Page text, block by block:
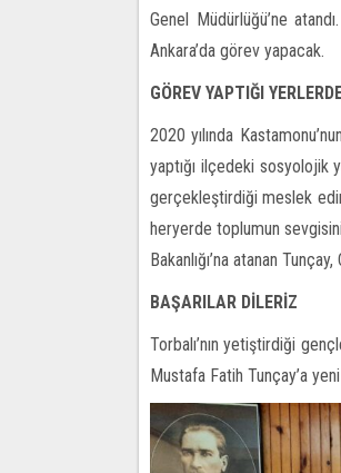
Genel Müdürlüğü’ne
Ankara’da görev yapacak.
GÖREV YAPTIĞI
2020 yılında
yaptığı ilçedeki sosyolojik
gerçekleştirdiği meslek
heryerde toplumun sevgisini
Bakanlığı’na atanan
BAŞARILAR DİLERİZ
Torbalı’nın yetiştirdiği
Mustafa Fatih Tunçay’a